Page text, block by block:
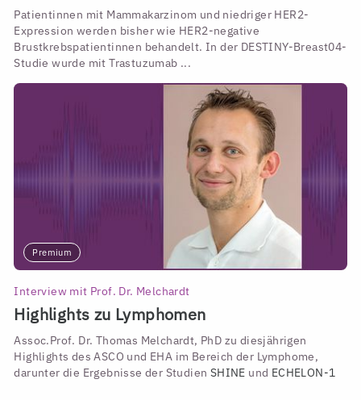
Patientinnen mit Mammakarzinom und niedriger HER2-
Expression werden bisher wie HER2-negative
Brustkrebspatientinnen behandelt. In der DESTINY-Breast04-
Studie wurde mit Trastuzumab ...
Premium
Interview mit Prof. Dr. Melchardt
Highlights zu Lymphomen
Assoc.Prof. Dr. Thomas Melchardt, PhD zu diesjährigen
Highlights des ASCO und EHA im Bereich der Lymphome,
darunter die Ergebnisse der Studien SHINE und ECHELON-1